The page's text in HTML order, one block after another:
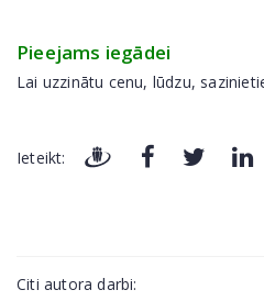
Pieejams iegādei
Lai uzzinātu cenu, lūdzu,
Ieteikt:
Citi autora darbi: